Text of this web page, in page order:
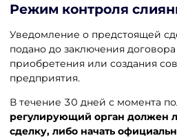
Режим контроля
Уведомление о предстоящей
подано до заключения
приобретения или создания
предприятия.
В течение 30 дней с момента
регулирующий орган должен
сделку, либо начать